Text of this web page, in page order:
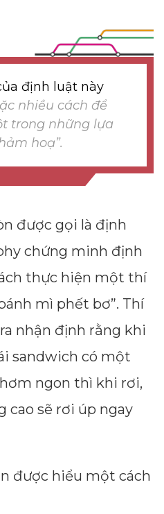
định luật này
nhiều cách để
trong những lựa
hoạ”.
được gọi là định
chứng minh định
thực hiện một thí
mì phết bơ”. Thí
nhận định rằng khi
sandwich có một
ngon thì khi rơi,
cao sẽ rơi úp ngay
được hiểu một cách